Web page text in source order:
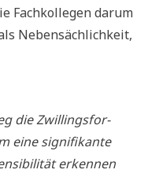
Fach­kol­le­gen dar­um
Neben­säch­lich­keit,
die Zwil­lings­for­
eine signi­fi­kan­te
erken­nen